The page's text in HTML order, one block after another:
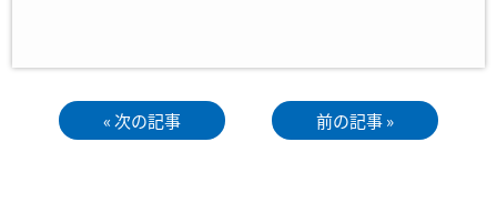
« 次の記事 前の記事 »